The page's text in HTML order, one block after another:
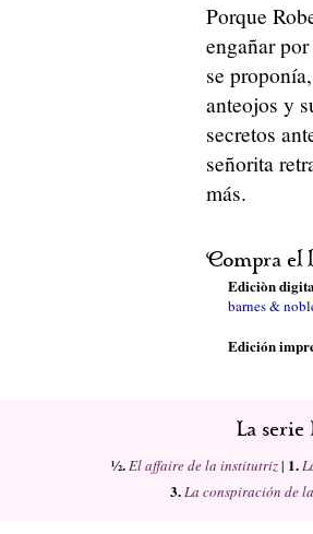
Porque
engañar
se
anteojos y
secretos
señorita
más.
Compra
Ediciòn
barnes &
Edición
La
½.El affaire de la institutriz| 1.
3.La conspiración de